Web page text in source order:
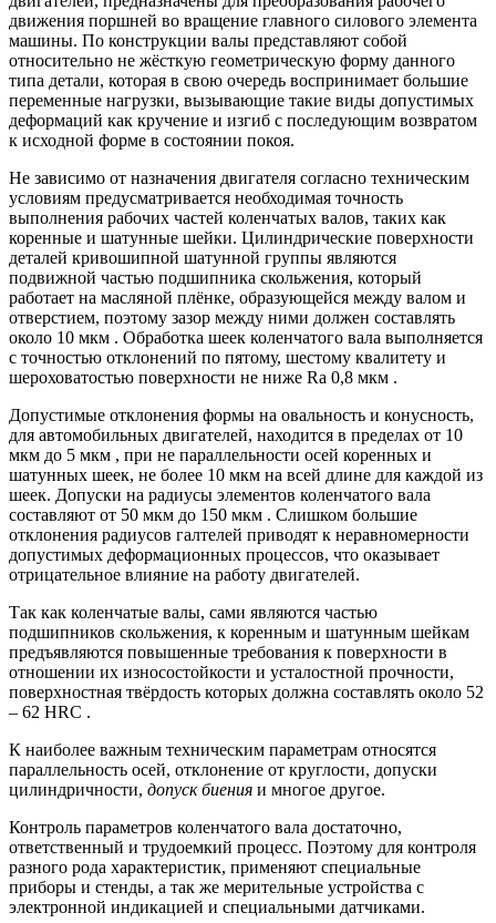
движения поршней во вращение главного силового элемента
машины. По конструкции валы представляют собой
относительно не жёсткую геометрическую форму данного
типа детали, которая в свою очередь воспринимает большие
переменные нагрузки, вызывающие такие виды допустимых
деформаций как кручение и изгиб с последующим возвратом
к исходной форме в состоянии покоя.
Не зависимо от назначения двигателя согласно техническим
условиям предусматривается необходимая точность
выполнения рабочих частей коленчатых валов, таких как
коренные и шатунные шейки. Цилиндрические поверхности
деталей кривошипной шатунной группы являются
подвижной частью подшипника скольжения, который
работает на масляной плёнке, образующейся между валом и
отверстием, поэтому зазор между ними должен составлять
около 10 мкм . Обработка шеек коленчатого вала выполняется
с точностью отклонений по пятому, шестому квалитету и
шероховатостью поверхности не ниже Ra 0,8 мкм .
Допустимые отклонения формы на овальность и конусность,
для автомобильных двигателей, находится в пределах от 10
мкм до 5 мкм , при не параллельности осей коренных и
шатунных шеек, не более 10 мкм на всей длине для каждой из
шеек. Допуски на радиусы элементов коленчатого вала
составляют от 50 мкм до 150 мкм . Слишком большие
отклонения радиусов галтелей приводят к неравномерности
допустимых деформационных процессов, что оказывает
отрицательное влияние на работу двигателей.
Так как коленчатые валы, сами являются частью
подшипников скольжения, к коренным и шатунным шейкам
предъявляются повышенные требования к поверхности в
отношении их износостойкости и усталостной прочности,
поверхностная твёрдость которых должна составлять около 52
– 62 HRC .
К наиболее важным техническим параметрам относятся
параллельность осей, отклонение от круглости, допуски
цилиндричности, допуск биения и многое другое.
Контроль параметров коленчатого вала достаточно,
ответственный и трудоемкий процесс. Поэтому для контроля
разного рода характеристик, применяют специальные
приборы и стенды, а так же мерительные устройства с
электронной индикацией и специальными датчиками.